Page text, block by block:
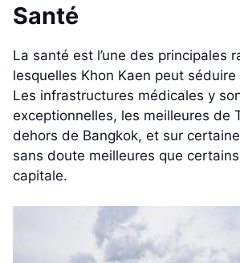
Santé
La santé est l’une des principales
lesquelles Khon Kaen peut
Les infrastructures médicales y
exceptionnelles, les meilleures de
dehors de Bangkok, et sur
sans doute meilleures que
capitale.